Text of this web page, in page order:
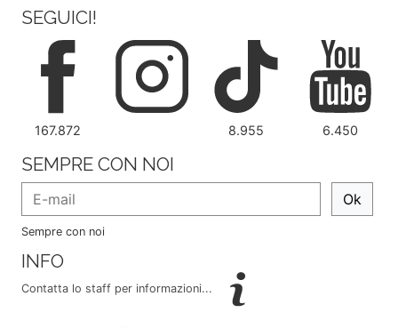
SEGUICI!
167.872 8.955 6.450
SEMPRE CON NOI
Ok
Sempre con noi
INFO
Contatta lo staff per informazioni...